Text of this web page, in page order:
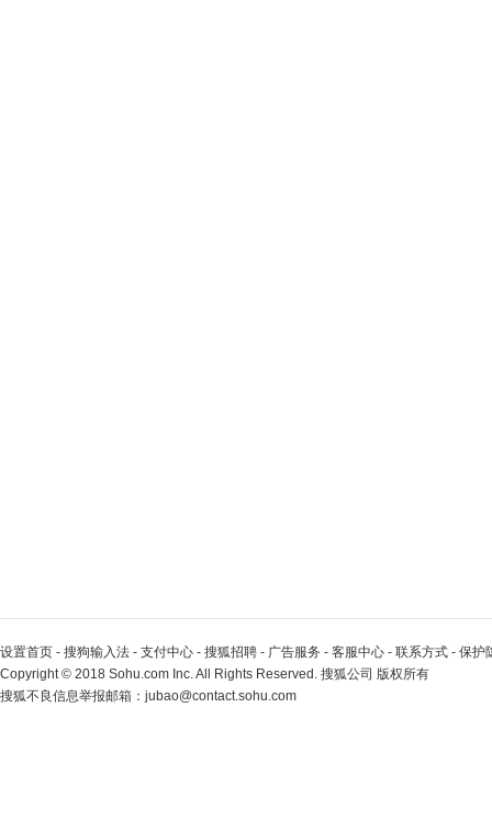
设置首页 - 搜狗输入法 - 支付中心 - 搜狐招聘 - 广告服务 - 客服中心 - 联系方式 - 保护
Copyright© 2018 Sohu.com Inc. All Rights Reserved. 搜狐公司 版权所有
搜狐不良信息举报邮箱： jubao@contact.sohu.com